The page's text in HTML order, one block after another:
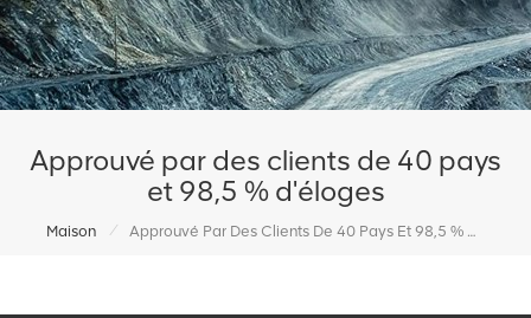
Approuvé par des clients de 40 pays
et 98,5 % d'éloges
Maison / Approuvé Par Des Clients De 40 Pays Et 98,5 % D'éloges